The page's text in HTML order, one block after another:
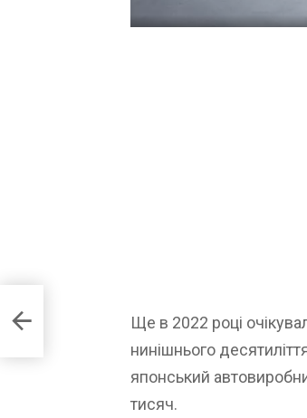
Ще в 2022 році
нинішнього
японський
тисяч.